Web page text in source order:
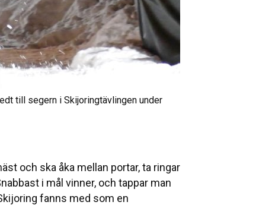
till segern i Skijoringtävlingen under
och ska åka mellan portar, ta ringar
i mål vinner, och tappar man
fanns med som en